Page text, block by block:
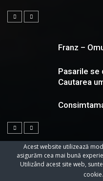
Franz –
Pasarile se
Cautarea
© 2023 Toate Drepturile
Acest website utilizează
asigurăm cea mai bună
Utilizând acest site web,
cookie.